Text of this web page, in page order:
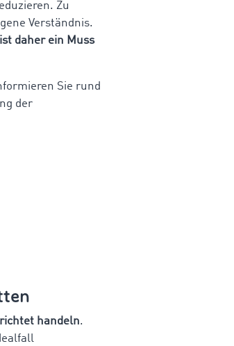
Zu
Verständnis.
daher ein Muss
Sie rund
der
handeln.